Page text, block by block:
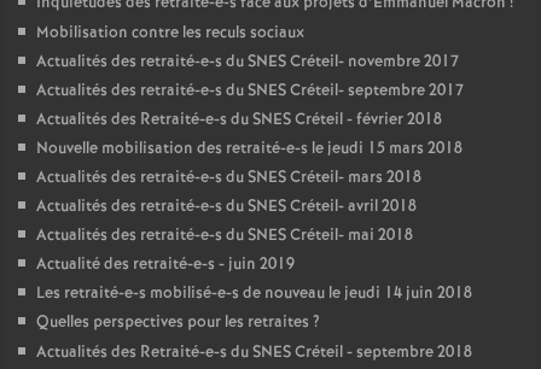
Mobilisation contre les reculs sociaux
Actualités des retraité-e-s duSNESCréteil- novembre 2017
Actualités des retraité-e-s duSNESCréteil- septembre 2017
Actualités des Retraité-e-s duSNESCréteil - février 2018
Nouvelle mobilisation des retraité-e-s le jeudi 15 mars 2018
Actualités des retraité-e-s duSNESCréteil- mars 2018
Actualités des retraité-e-s duSNESCréteil- avril 2018
Actualités des retraité-e-s duSNESCréteil- mai 2018
Actualité des retraité-e-s - juin 2019
Les retraité-e-s mobilisé-e-s de nouveau le jeudi 14 juin 2018
Quelles perspectives pour les retraites ?
Actualités des Retraité-e-s duSNESCréteil - septembre 2018